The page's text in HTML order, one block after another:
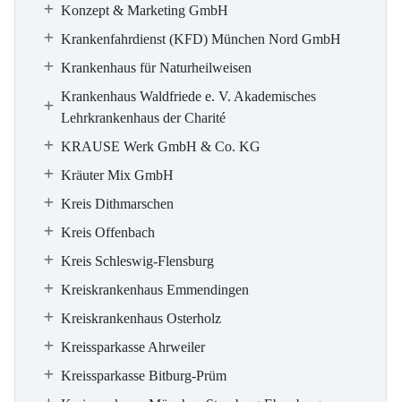
Konzept & Marketing GmbH
Krankenfahrdienst (KFD) München Nord GmbH
Krankenhaus für Naturheilweisen
Krankenhaus Waldfriede e. V. Akademisches
Lehrkrankenhaus der Charité
KRAUSE Werk GmbH & Co. KG
Kräuter Mix GmbH
Kreis Dithmarschen
Kreis Offenbach
Kreis Schleswig-Flensburg
Kreiskrankenhaus Emmendingen
Kreiskrankenhaus Osterholz
Kreissparkasse Ahrweiler
Kreissparkasse Bitburg-Prüm